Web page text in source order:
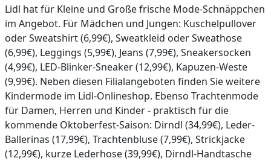
Lidl hat für Kleine und Große frische Mode-Schnäppchen
im Angebot. Für Mädchen und Jungen: Kuschelpullover
oder Sweatshirt (6,99€), Sweatkleid oder Sweathose
(6,99€), Leggings (5,99€), Jeans (7,99€), Sneakersocken
(4,99€), LED-Blinker-Sneaker (12,99€), Kapuzen-Weste
(9,99€). Neben diesen Filialangeboten finden Sie weitere
Kindermode im Lidl-Onlineshop. Ebenso Trachtenmode
für Damen, Herren und Kinder - praktisch für die
kommende Oktoberfest-Saison: Dirndl (34,99€), Leder-
Ballerinas (17,99€), Trachtenbluse (7,99€), Strickjacke
(12,99€), kurze Lederhose (39,99€), Dirndl-Handtasche